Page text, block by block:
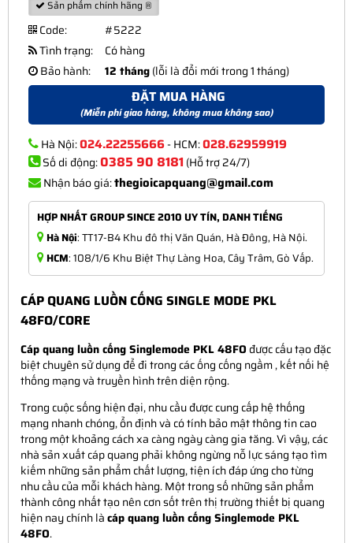
Sản phẩm chính hãng ®
Code:
#5222
Tình trạng:
Có hàng
Bảo hành:
12 tháng(lỗi là đổi mới trong 1 tháng)
ĐẶT MUA HÀNG
(Miễn phí giao hàng, không mua không sao)
Hà Nội:024.22255666- HCM:028.62959919
Số di động:0385 90 8181(Hỗ trợ 24/7)
Nhận báo giá:thegioicapquang@gmail.com
HỢP NHẤT GROUP SINCE 2010 UY TÍN, DANH TIẾNG
Hà Nội: TT17-B4 Khu đô thị Văn Quán, Hà Đông, Hà Nội.
HCM: 108/1/6 Khu Biệt Thự Làng Hoa, Cây Trâm, Gò Vấp.
CÁP QUANG LUỒN CỐNG SINGLE MODE PKL
48FO/CORE
Cáp quang luồn cống Singlemode PKL 48FO được cấu tạo đặc
biệt chuyên sử dụng để đi trong các ống cống ngầm , kết nối hệ
thống mạng và truyền hình trên diện rộng.
Trong cuộc sống hiện đại, nhu cầu được cung cấp hệ thống
mạng nhanh chóng, ổn định và có tính bảo mật thông tin cao
trong một khoảng cách xa càng ngày càng gia tăng. Vì vậy, các
nhà sản xuất cáp quang phải không ngừng nỗ lực sáng tạo tìm
kiếm những sản phẩm chất lượng, tiện ích đáp ứng cho từng
nhu cầu của mỗi khách hàng. Một trong số những sản phẩm
thành công nhất tạo nên cơn sốt trên thị trường thiết bị quang
hiện nay chính làcáp quang luồn cống Singlemode PKL
48FO.